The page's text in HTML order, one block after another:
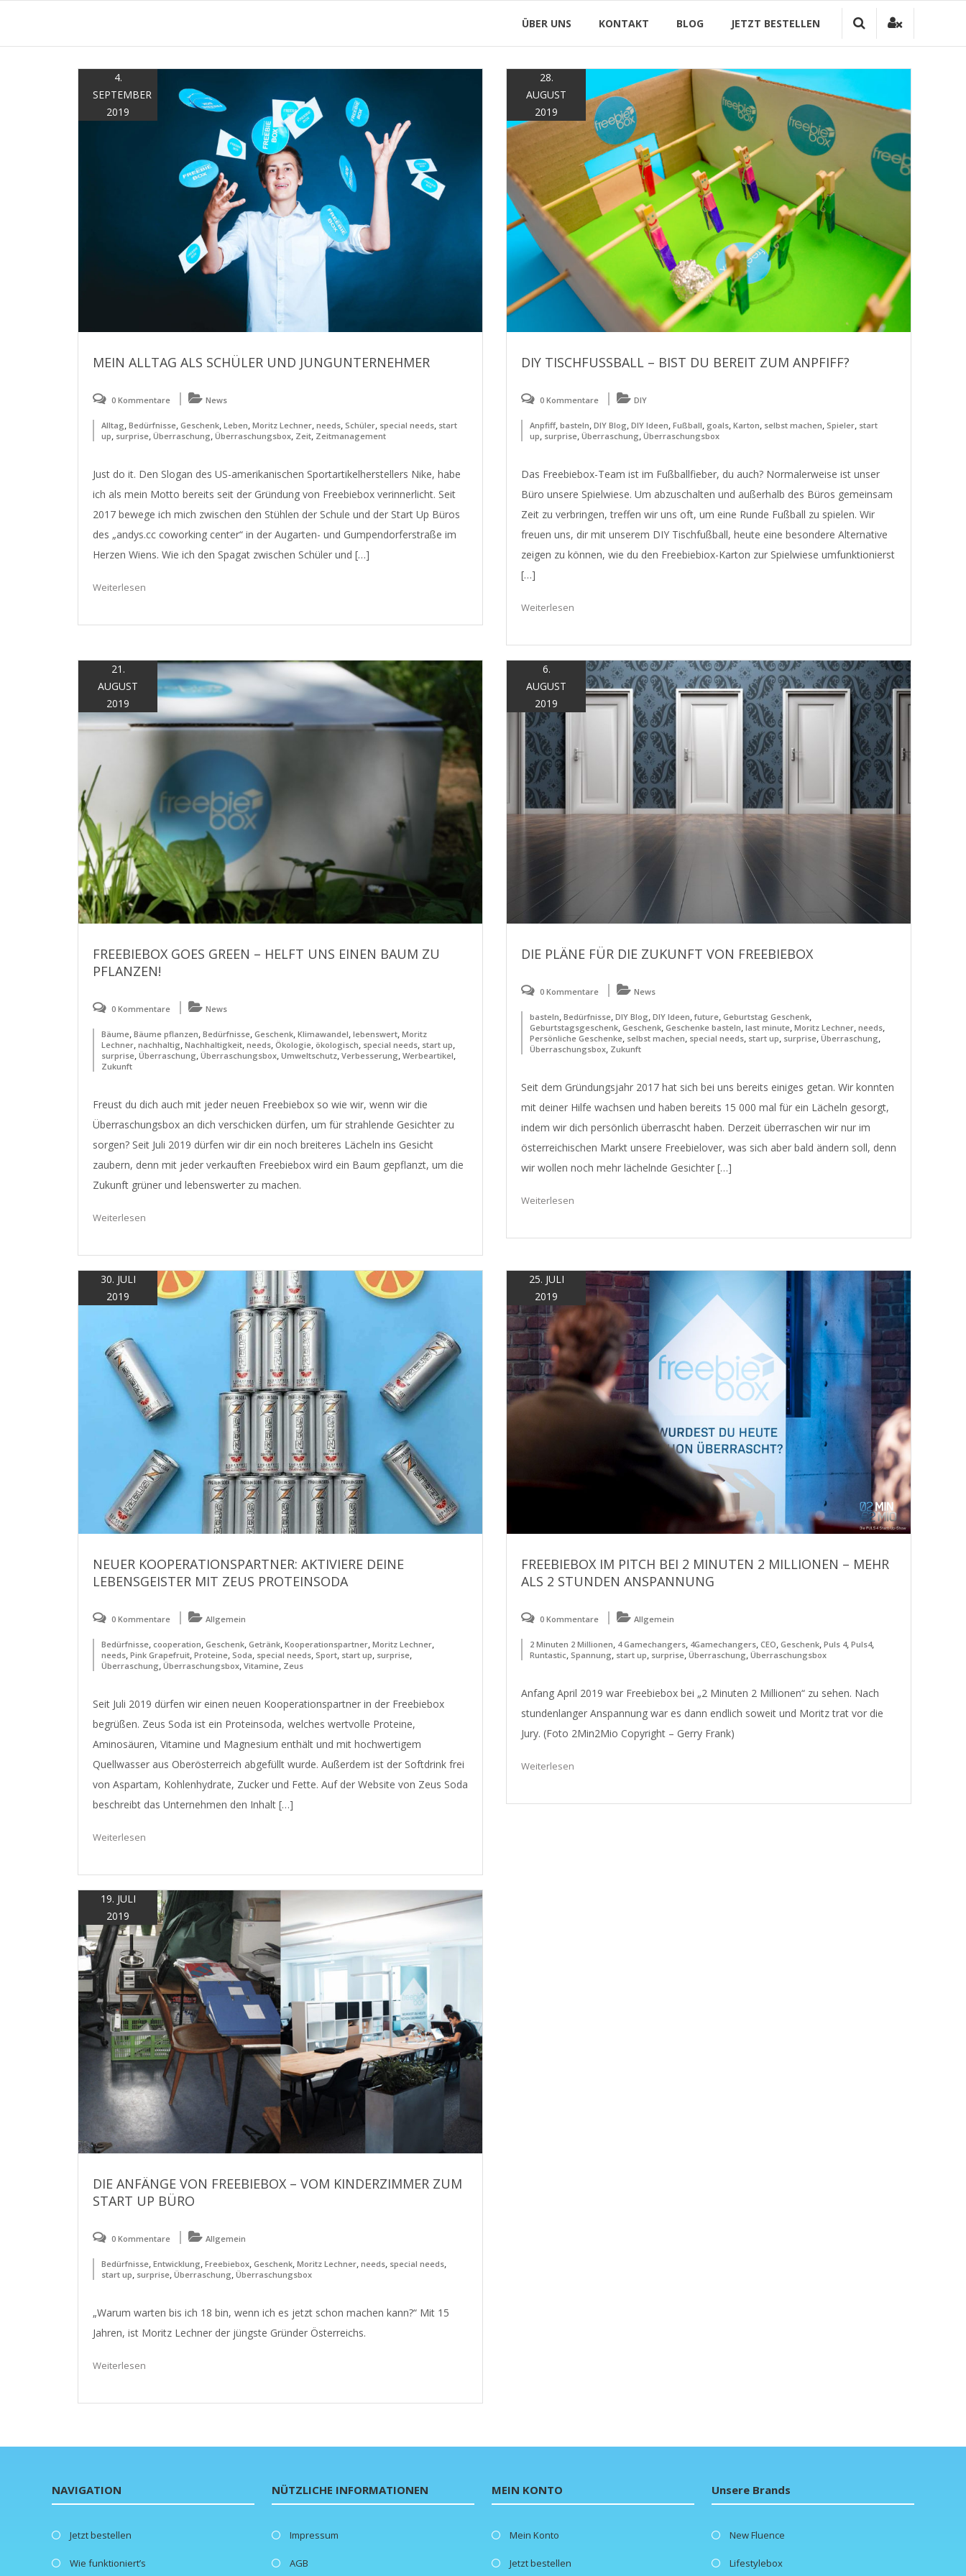
ÜBER UNS KONTAKT BLOG JETZT BESTELLEN
4.
SEPTEMBER
2019
MEIN ALLTAG ALS SCHÜLER UND JUNGUNTERNEHMER
0 Kommentare News
Alltag, Bedürfnisse, Geschenk, Leben, Moritz Lechner, needs, Schüler, special needs, start
up, surprise, Überraschung, Überraschungsbox, Zeit, Zeitmanagement
Just do it. Den Slogan des US-amerikanischen Sportartikelherstellers Nike, habe
ich als mein Motto bereits seit der Gründung von Freebiebox verinnerlicht. Seit
2017 bewege ich mich zwischen den Stühlen der Schule und der Start Up Büros
des „andys.cc coworking center“ in der Augarten- und Gumpendorferstraße im
Herzen Wiens. Wie ich den Spagat zwischen Schüler und […]
Weiterlesen
28.
AUGUST
2019
DIY TISCHFUSSBALL – BIST DU BEREIT ZUM ANPFIFF?
0 Kommentare DIY
Anpfiff, basteln, DIY Blog, DIY Ideen, Fußball, goals, Karton, selbst machen, Spieler, start
up, surprise, Überraschung, Überraschungsbox
Das Freebiebox-Team ist im Fußballfieber, du auch? Normalerweise ist unser
Büro unsere Spielwiese. Um abzuschalten und außerhalb des Büros gemeinsam
Zeit zu verbringen, treffen wir uns oft, um eine Runde Fußball zu spielen. Wir
freuen uns, dir mit unserem DIY Tischfußball, heute eine besondere Alternative
zeigen zu können, wie du den Freebiebiox-Karton zur Spielwiese umfunktionierst
[…]
Weiterlesen
21.
AUGUST
2019
FREEBIEBOX GOES GREEN – HELFT UNS EINEN BAUM ZU
PFLANZEN!
0 Kommentare News
Bäume, Bäume pflanzen, Bedürfnisse, Geschenk, Klimawandel, lebenswert, Moritz
Lechner, nachhaltig, Nachhaltigkeit, needs, Ökologie, ökologisch, special needs, start up,
surprise, Überraschung, Überraschungsbox, Umweltschutz, Verbesserung, Werbeartikel,
Zukunft
Freust du dich auch mit jeder neuen Freebiebox so wie wir, wenn wir die
Überraschungsbox an dich verschicken dürfen, um für strahlende Gesichter zu
sorgen? Seit Juli 2019 dürfen wir dir ein noch breiteres Lächeln ins Gesicht
zaubern, denn mit jeder verkauften Freebiebox wird ein Baum gepflanzt, um die
Zukunft grüner und lebenswerter zu machen.
Weiterlesen
6.
AUGUST
2019
DIE PLÄNE FÜR DIE ZUKUNFT VON FREEBIEBOX
0 Kommentare News
basteln, Bedürfnisse, DIY Blog, DIY Ideen, future, Geburtstag Geschenk,
Geburtstagsgeschenk, Geschenk, Geschenke basteln, last minute, Moritz Lechner, needs,
Persönliche Geschenke, selbst machen, special needs, start up, surprise, Überraschung,
Überraschungsbox, Zukunft
Seit dem Gründungsjahr 2017 hat sich bei uns bereits einiges getan. Wir konnten
mit deiner Hilfe wachsen und haben bereits 15 000 mal für ein Lächeln gesorgt,
indem wir dich persönlich überrascht haben. Derzeit überraschen wir nur im
österreichischen Markt unsere Freebielover, was sich aber bald ändern soll, denn
wir wollen noch mehr lächelnde Gesichter […]
Weiterlesen
30. JULI
2019
NEUER KOOPERATIONSPARTNER: AKTIVIERE DEINE
LEBENSGEISTER MIT ZEUS PROTEINSODA
0 Kommentare Allgemein
Bedürfnisse, cooperation, Geschenk, Getränk, Kooperationspartner, Moritz Lechner,
needs, Pink Grapefruit, Proteine, Soda, special needs, Sport, start up, surprise,
Überraschung, Überraschungsbox, Vitamine, Zeus
Seit Juli 2019 dürfen wir einen neuen Kooperationspartner in der Freebiebox
begrüßen. Zeus Soda ist ein Proteinsoda, welches wertvolle Proteine,
Aminosäuren, Vitamine und Magnesium enthält und mit hochwertigem
Quellwasser aus Oberösterreich abgefüllt wurde. Außerdem ist der Softdrink frei
von Aspartam, Kohlenhydrate, Zucker und Fette. Auf der Website von Zeus Soda
beschreibt das Unternehmen den Inhalt […]
Weiterlesen
25. JULI
2019
FREEBIEBOX IM PITCH BEI 2 MINUTEN 2 MILLIONEN – MEHR
ALS 2 STUNDEN ANSPANNUNG
0 Kommentare Allgemein
2 Minuten 2 Millionen, 4 Gamechangers, 4Gamechangers, CEO, Geschenk, Puls 4, Puls4,
Runtastic, Spannung, start up, surprise, Überraschung, Überraschungsbox
Anfang April 2019 war Freebiebox bei „2 Minuten 2 Millionen“ zu sehen. Nach
stundenlanger Anspannung war es dann endlich soweit und Moritz trat vor die
Jury. (Foto 2Min2Mio Copyright – Gerry Frank)
Weiterlesen
19. JULI
2019
DIE ANFÄNGE VON FREEBIEBOX – VOM KINDERZIMMER ZUM
START UP BÜRO
0 Kommentare Allgemein
Bedürfnisse, Entwicklung, Freebiebox, Geschenk, Moritz Lechner, needs, special needs,
start up, surprise, Überraschung, Überraschungsbox
„Warum warten bis ich 18 bin, wenn ich es jetzt schon machen kann?“ Mit 15
Jahren, ist Moritz Lechner der jüngste Gründer Österreichs.
Weiterlesen
NAVIGATION
Jetzt bestellen
Wie funktioniert’s
NÜTZLICHE INFORMATIONEN
Impressum
AGB
MEIN KONTO
Mein Konto
Jetzt bestellen
Unsere Brands
New Fluence
Lifestylebox